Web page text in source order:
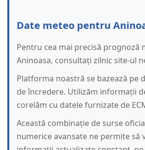
Date meteo pentru
Pentru cea mai precisă prognoză
Aninoasa, consultați zilnic site-ul
Platforma noastră se bazează pe
de încredere. Utilizăm informații
corelăm cu datele furnizate de
Această combinație de surse
numerice avansate ne permite să